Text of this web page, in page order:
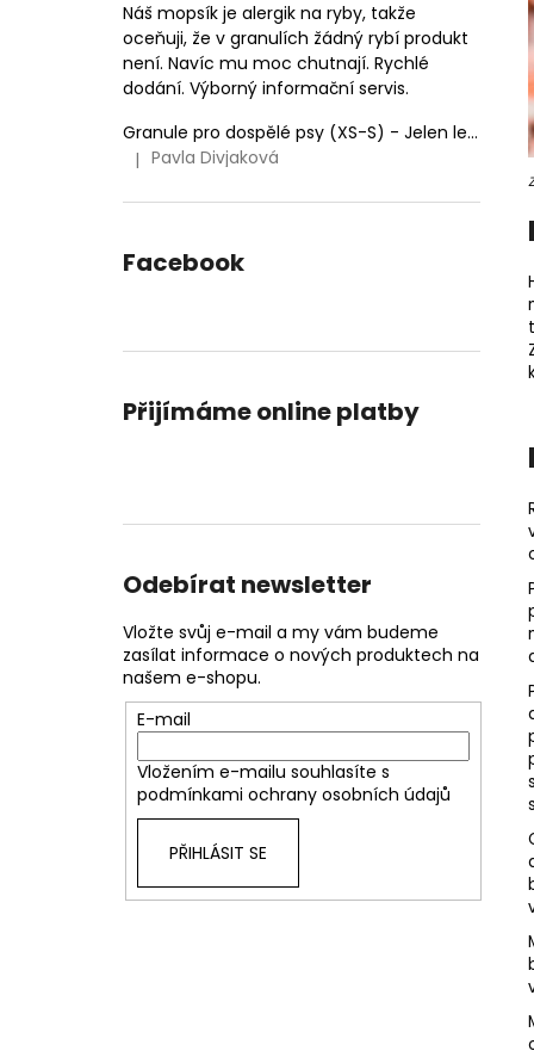
Náš mopsík je alergik na ryby, takže
oceňuji, že v granulích žádný rybí produkt
není. Navíc mu moc chutnají. Rychlé
dodání. Výborný informační servis.
Granule pro dospělé psy (XS-S) - Jelen lesní (SENSITIVE) 9kg
Hodnocení produktu je 5 z 5 hvězdiček.
| Pavla Divjaková
Facebook
Přijímáme online platby
Odebírat newsletter
Vložte svůj e-mail a my vám budeme
zasílat informace o nových produktech na
našem e-shopu.
E-mail
Vložením e-mailu souhlasíte s
podmínkami ochrany osobních údajů
PŘIHLÁSIT SE